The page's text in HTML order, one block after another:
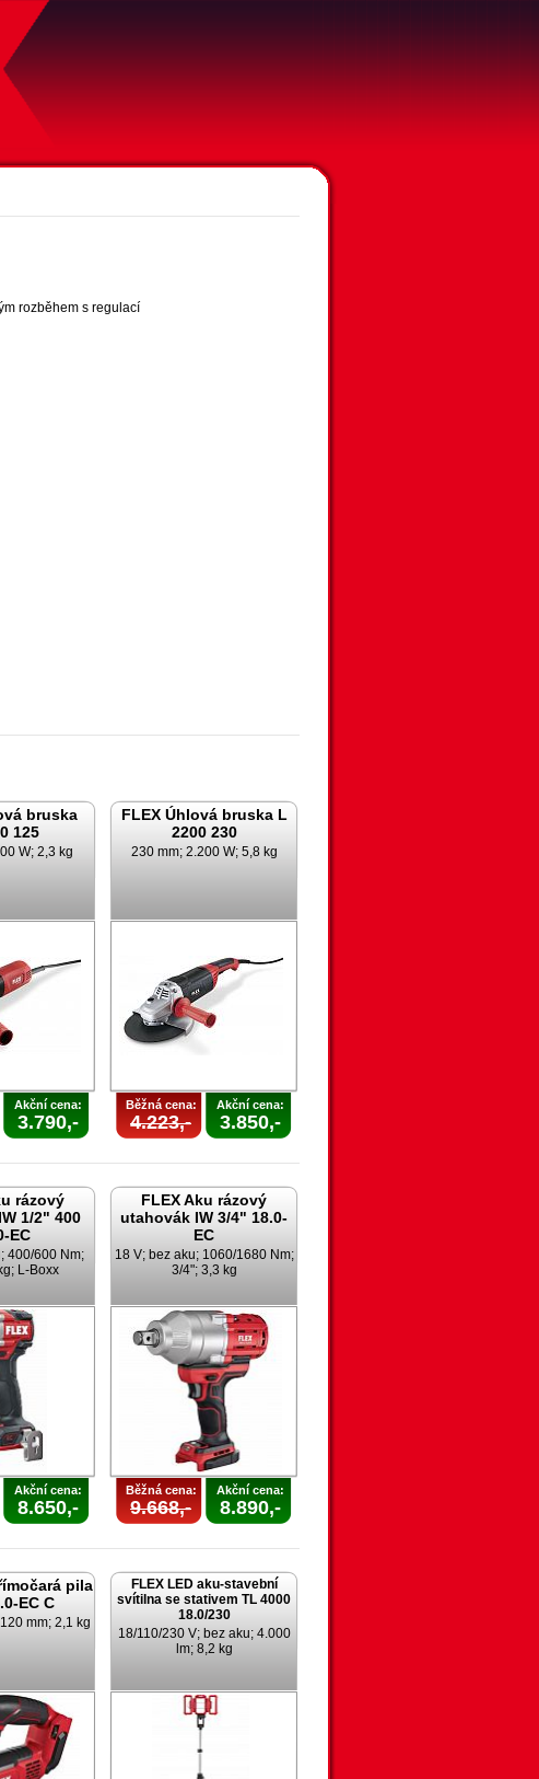
rozběhem s regulací
bruska
125
W; 2,3 kg
Akční cena:
3.790,-
FLEX Úhlová bruska L
2200 230
230 mm; 2.200 W; 5,8 kg
Běžná cena:
4.223,-
Akční cena:
3.850,-
rázový
1/2" 400
EC
400/600 Nm;
L-Boxx
Akční cena:
8.650,-
FLEX Aku rázový
utahovák IW 3/4" 18.0-
EC
18 V; bez aku; 1060/1680 Nm;
3/4"; 3,3 kg
Běžná cena:
9.668,-
Akční cena:
8.890,-
pila
EC C
mm; 2,1 kg
FLEX LED aku-stavební
svítilna se stativem TL 4000
18.0/230
18/110/230 V; bez aku; 4.000
lm; 8,2 kg